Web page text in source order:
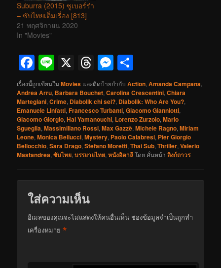
Suburra (2015) ซูเบอร์ร่า
– ซับไทยเต็มเรื่อง [813]
21 พฤศจิกายน 2020
In "Movies"
Facebook
Line
X Threads
Messenger
เรื่องนี้ถูกเขียนในMovies และติดป้ายกำกับAction,Amanda Campana,
Andrea Arru, Barbara Bouchet,Carolina Crescentini,Chiara
Martegiani,Crime, Diabolik chi sei?, Diabolik: Who Are You?,
Emanuele Linfatti,Francesco Turbanti,Giacomo Gianniotti,
Giacomo Giorgio,Hal Yamanouchi, Lorenzo Zurzolo,Mario
Sgueglia,Massimiliano Rossi,Max Gazzè,Michele Ragno,Miriam
Leone,Monica Bellucci,Mystery, Paolo Calabresi, Pier Giorgio
Bellocchio,Sara Drago,Stefano Moretti,Thai Sub,Thriller,Valerio
Mastandrea,ซับไทย,บรรยายไทย,หนังอิตาลีโดย คั่นหน้าลิงก์ถาวร
ใส่ความเห็น
อีเมลของคุณจะไม่แสดงให้คนอื่นเห็น ช่องข้อมูลจำเป็นถูกทำ
เครื่องหมาย*